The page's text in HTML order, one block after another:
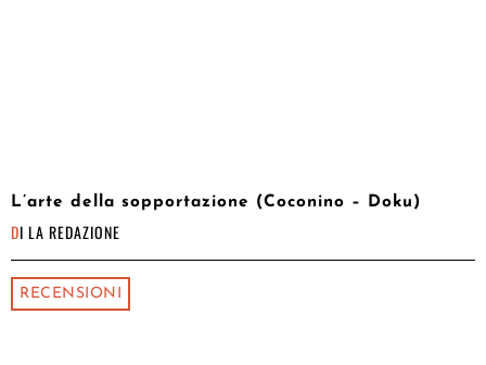
L’arte della sopportazione (Coconino – Doku)
DI LA REDAZIONE
RECENSIONI